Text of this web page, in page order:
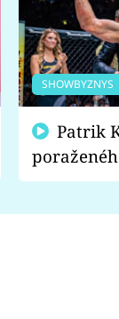
SHOWBYZNYS
fanoušci